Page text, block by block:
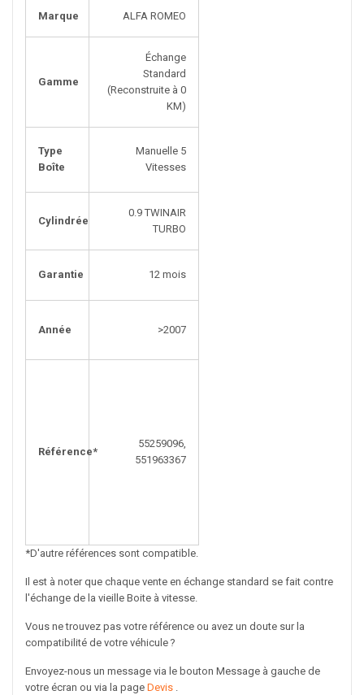
Marque ALFA ROMEO
Gamme
Échange
Standard
(Reconstruite à 0
KM)
Type
Boîte
Manuelle 5
Vitesses
Cylindrée
0.9 TWINAIR
TURBO
Garantie 12 mois
Année >2007
Référence*
55259096,
551963367
*D'autre références sont compatible.
Il est à noter que chaque vente en échange standard se fait contre
l'échange de la vieille Boite à vitesse.
Vous ne trouvez pas votre référence ou avez un doute sur la
compatibilité de votre véhicule ?
Envoyez-nous un message via le bouton Message à gauche de
votre écran ou via la page Devis .